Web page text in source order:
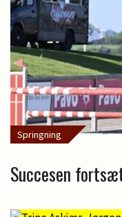
Springning
Succesen